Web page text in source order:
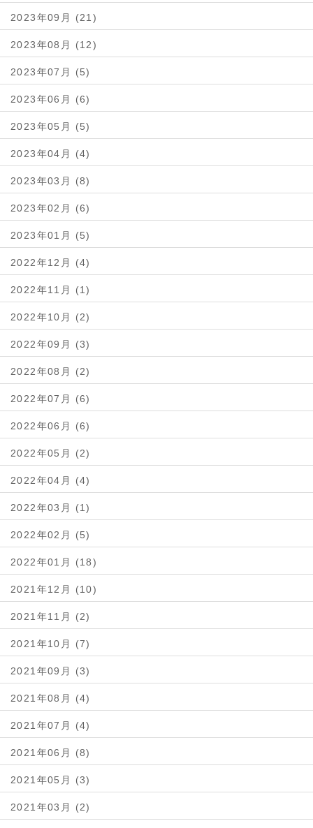
2023年09月 (21)
2023年08月 (12)
2023年07月 (5)
2023年06月 (6)
2023年05月 (5)
2023年04月 (4)
2023年03月 (8)
2023年02月 (6)
2023年01月 (5)
2022年12月 (4)
2022年11月 (1)
2022年10月 (2)
2022年09月 (3)
2022年08月 (2)
2022年07月 (6)
2022年06月 (6)
2022年05月 (2)
2022年04月 (4)
2022年03月 (1)
2022年02月 (5)
2022年01月 (18)
2021年12月 (10)
2021年11月 (2)
2021年10月 (7)
2021年09月 (3)
2021年08月 (4)
2021年07月 (4)
2021年06月 (8)
2021年05月 (3)
2021年03月 (2)